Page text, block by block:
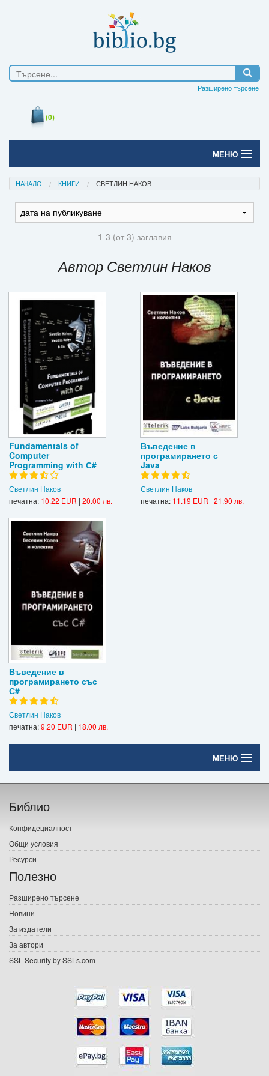
Разширено търсене
(0)
МЕНЮ
Начало
Печатни книги
Подаръци
Ваучери
Промоции
Контакти
Вход
Регистрация
НАЧАЛО КНИГИ СВЕТЛИН НАКОВ
1-3 (от 3) заглавия
Автор Светлин Наков
Fundamentals of
Computer
Programming with С#
Светлин Наков
печатна: 10.22 EUR | 20.00 лв.
Въведение в
програмирането с
Java
Светлин Наков
печатна: 11.19 EUR | 21.90 лв.
Въведение в
програмирането със
С#
Светлин Наков
печатна:9.20 EUR | 18.00 лв.
МЕНЮ
Начало
Печатни книги
Електронни книги
Е-списания
Подаръци
Ваучери
Библио
Конфидециалност
Общи условия
Ресурси
Полезно
Разширено търсене
Новини
За издатели
За автори
SSL Security by SSLs.com